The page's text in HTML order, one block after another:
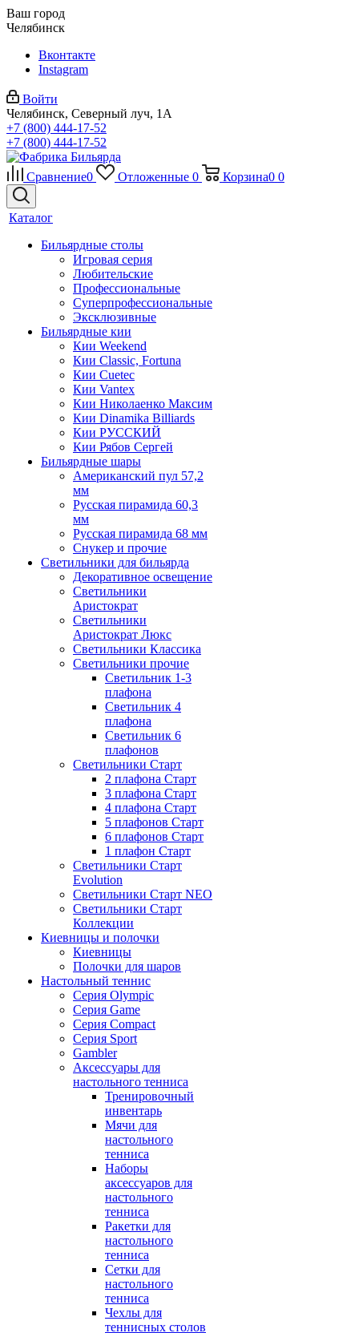
Ваш город
Челябинск
Вконтакте
Instagram
Войти
Челябинск, Северный луч, 1А
+7 (800) 444-17-52
+7 (800) 444-17-52
Сравнение0 Отложенные 0 Корзина0 0
Каталог
Бильярдные столы
Игровая серия
Любительские
Профессиональные
Суперпрофессиональные
Эксклюзивные
Бильярдные кии
Кии Weekend
Кии Classic, Fortuna
Кии Cuetec
Кии Vantex
Кии Николаенко Максим
Кии Dinamika Billiards
Кии РУССКИЙ
Кии Рябов Сергей
Бильярдные шары
Американский пул 57,2
мм
Русская пирамида 60,3
мм
Русская пирамида 68 мм
Снукер и прочие
Светильники для бильярда
Декоративное освещение
Светильники
Аристократ
Светильники
Аристократ Люкс
Светильники Классика
Светильники прочие
Светильник 1-3
плафона
Светильник 4
плафона
Светильник 6
плафонов
Светильники Старт
2 плафона Старт
3 плафона Старт
4 плафона Старт
5 плафонов Старт
6 плафонов Старт
1 плафон Старт
Светильники Старт
Evolution
Светильники Старт NEO
Светильники Старт
Коллекции
Киевницы и полочки
Киевницы
Полочки для шаров
Настольный теннис
Серия Olympic
Серия Game
Серия Compact
Серия Sport
Gambler
Аксессуары для
настольного тенниса
Тренировочный
инвентарь
Мячи для
настольного
тенниса
Наборы
аксессуаров для
настольного
тенниса
Ракетки для
настольного
тенниса
Сетки для
настольного
тенниса
Чехлы для
теннисных столов